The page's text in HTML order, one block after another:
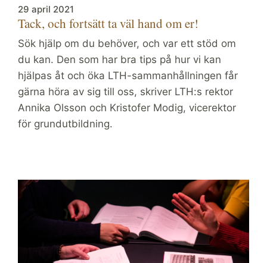
29 april 2021
Tack, och fortsätt ta väl hand om er!
Sök hjälp om du behöver, och var ett stöd om
du kan. Den som har bra tips på hur vi kan
hjälpas åt och öka LTH-sammanhållningen får
gärna höra av sig till oss, skriver LTH:s rektor
Annika Olsson och Kristofer Modig, vicerektor
för grundutbildning.